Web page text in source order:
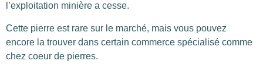
l’exploitation minière a cesse.
Cette pierre est rare sur le marché, mais vous pouvez
encore la trouver dans certain commerce spécialisé comme
chez coeur de pierres.